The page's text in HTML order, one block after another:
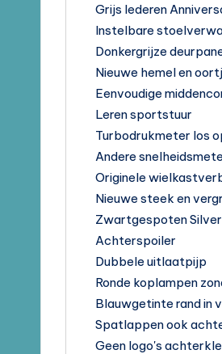
Grijs lederen
Instelbare
Donkergrijze
Nieuwe hemel en
Eenvoudige
Leren sportstuur
Turbodrukmeter los
Andere
Originele
Nieuwe steek en
Zwartgespoten
Achterspoiler
Dubbele uitlaatpijp
Ronde koplampen
Blauwgetinte rand in
Spatlappen ook
Geen logo's